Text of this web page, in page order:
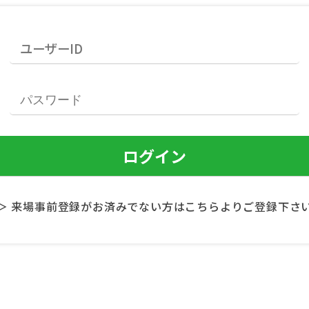
来場事前登録がお済みでない方はこちらよりご登録下さ